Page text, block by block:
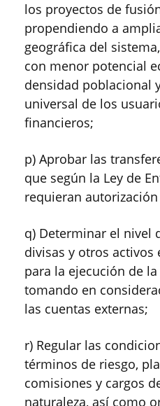
los proyectos de
propendiendo a
geográfica del
con menor potencial
densidad poblacional
universal de los
financieros;
p) Aprobar las
que según la Ley de
requieran
q) Determinar el nivel
divisas y otros activos
para la ejecución de
tomando en
las cuentas externas;
r) Regular las
términos de riesgo,
comisiones y cargos
naturaleza, así como